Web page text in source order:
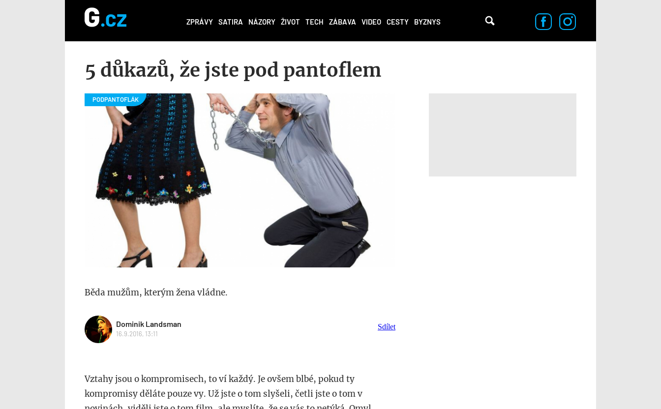
ZPRÁVY SATIRA NÁZORY ŽIVOT TECH ZÁBAVA VIDEO CESTY BYZNYS
5 důkazů, že jste pod pantoflem
Běda mužům, kterým žena vládne.
Dominik Landsman
16.9.2016, 13:11
Sdílet
Vztahy jsou o kompromisech, to ví každý. Je ovšem blbé, pokud ty
kompromisy děláte pouze vy. Už jste o tom slyšeli, četli jste o tom v